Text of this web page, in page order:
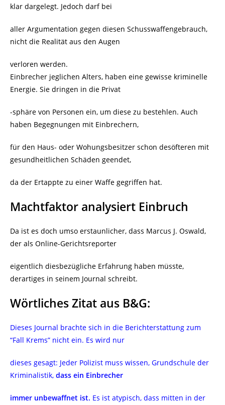
klar dargelegt. Jedoch darf bei
aller Argumentation gegen diesen Schusswaffengebrauch,
nicht die Realität aus den Augen
verloren werden.
Einbrecher jeglichen Alters, haben eine gewisse kriminelle
Energie. Sie dringen in die Privat
-sphäre von Personen ein, um diese zu bestehlen. Auch
haben Begegnungen mit Einbrechern,
für den Haus- oder Wohungsbesitzer schon desöfteren mit
gesundheitlichen Schäden geendet,
da der Ertappte zu einer Waffe gegriffen hat.
Machtfaktor analysiert Einbruch
Da ist es doch umso erstaunlicher, dass Marcus J. Oswald,
der als Online-Gerichtsreporter
eigentlich diesbezügliche Erfahrung haben müsste,
derartiges in seinem Journal schreibt.
Wörtliches Zitat aus B&G:
Dieses Journal brachte sich in die Berichterstattung zum
“Fall Krems” nicht ein. Es wird nur
dieses gesagt: Jeder Polizist muss wissen, Grundschule der
Kriminalistik, dass ein Einbrecher
immer unbewaffnet ist. Es ist atypisch, dass mitten in der